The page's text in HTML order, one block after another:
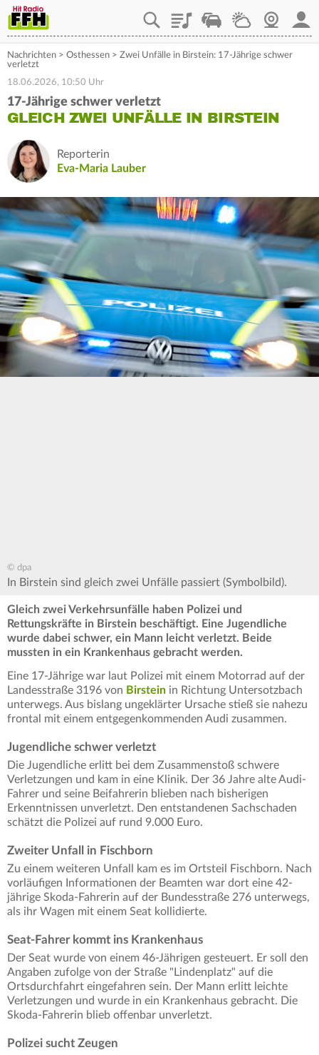
PlaylistStaupilotWetterWebcam
Nachrichten > Osthessen > Zwei Unfälle in Birstein: 17-Jährige schwer
verletzt
18.06.2026, 10:50 Uhr
17-Jährige schwer verletzt
GLEICH ZWEI UNFÄLLE IN BIRSTEIN
Reporterin
Eva-Maria Lauber
© dpa
In Birstein sind gleich zwei Unfälle passiert (Symbolbild).
Gleich zwei Verkehrsunfälle haben Polizei und
Rettungskräfte in Birstein beschäftigt. Eine Jugendliche
wurde dabei schwer, ein Mann leicht verletzt. Beide
mussten in ein Krankenhaus gebracht werden.
Eine 17-Jährige war laut Polizei mit einem Motorrad auf der
Landesstraße 3196 von Birstein in Richtung Untersotzbach
unterwegs. Aus bislang ungeklärter Ursache stieß sie nahezu
frontal mit einem entgegenkommenden Audi zusammen.
Jugendliche schwer verletzt
Die Jugendliche erlitt bei dem Zusammenstoß schwere
Verletzungen und kam in eine Klinik. Der 36 Jahre alte Audi-
Fahrer und seine Beifahrerin blieben nach bisherigen
Erkenntnissen unverletzt. Den entstandenen Sachschaden
schätzt die Polizei auf rund 9.000 Euro.
Zweiter Unfall in Fischborn
Zu einem weiteren Unfall kam es im Ortsteil Fischborn. Nach
vorläufigen Informationen der Beamten war dort eine 42-
jährige Skoda-Fahrerin auf der Bundesstraße 276 unterwegs,
als ihr Wagen mit einem Seat kollidierte.
Seat-Fahrer kommt ins Krankenhaus
Der Seat wurde von einem 46-Jährigen gesteuert. Er soll den
Angaben zufolge von der Straße "Lindenplatz" auf die
Ortsdurchfahrt eingefahren sein. Der Mann erlitt leichte
Verletzungen und wurde in ein Krankenhaus gebracht. Die
Skoda-Fahrerin blieb offenbar unverletzt.
Polizei sucht Zeugen